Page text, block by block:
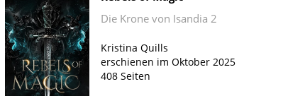
Die Krone von Isandia 2
Kristina Quills
erschienen im Oktober 2025
408 Seiten